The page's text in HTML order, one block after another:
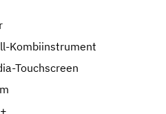
Kombiinstrument
Touchscreen